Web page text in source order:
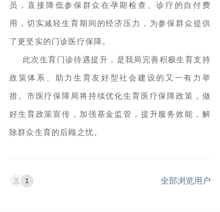
员，直接降低参保群众在孕期检查、诊疗的自付费
用，切实减轻生育期间的经济压力，为参保群众提供
了更坚实的门诊医疗保障。
此次生育门诊待遇提升，是我局完善积极生育支持
政策体系、助力生育友好型社会建设的又一有力举
措。市医疗保障局将持续优化生育医疗保障政策，做
好生育政策宣传，加强基金监管，提升服务效能，解
除群众生育的后顾之忧。
1 全部浏览用户